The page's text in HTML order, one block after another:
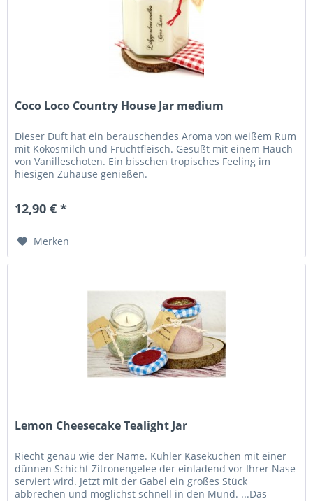
Coco Loco Country House Jar medium
Dieser Duft hat ein berauschendes Aroma von weißem Rum
mit Kokosmilch und Fruchtfleisch. Gesüßt mit einem Hauch
von Vanilleschoten. Ein bisschen tropisches Feeling im
hiesigen Zuhause genießen.
12,90 € *
Merken
Lemon Cheesecake Tealight Jar
Riecht genau wie der Name. Kühler Käsekuchen mit einer
dünnen Schicht Zitronengelee der einladend vor Ihrer Nase
serviert wird. Jetzt mit der Gabel ein großes Stück
abbrechen und möglichst schnell in den Mund. ...Das